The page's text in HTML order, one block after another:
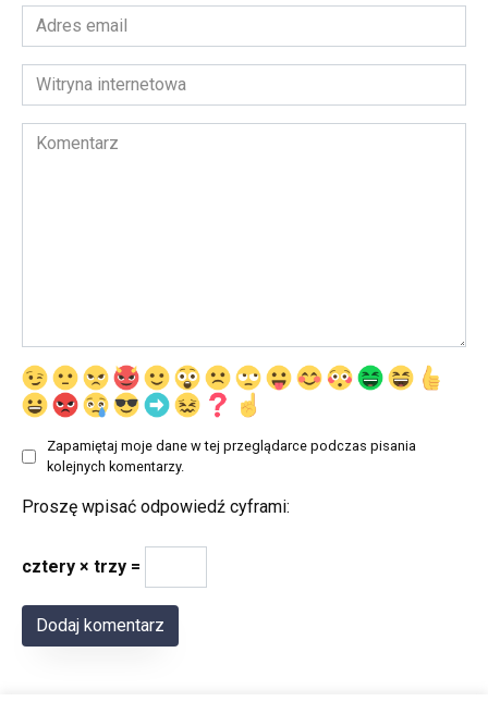
Adres
email
*Witryna
internetowa
Komentarz
Zapamiętaj moje dane w tej przeglądarce podczas pisania
kolejnych komentarzy.
Proszę wpisać odpowiedź cyframi:
cztery × trzy =